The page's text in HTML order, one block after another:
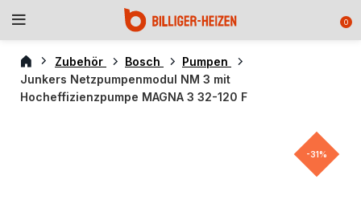
0
Zubehör Bosch
Pumpen
Junkers Netzpumpenmodul NM 3 mit
Hocheffizienzpumpe MAGNA 3 32-120 F
-31%